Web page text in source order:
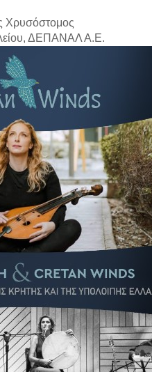
Χρυσόστομος
ΔΕΠΑΝΑΛ Α.Ε.